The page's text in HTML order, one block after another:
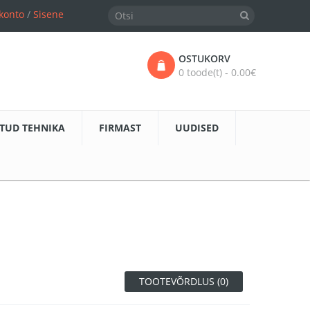
/ Sisene
OSTUKORV
0 toode(t) - 0.00€
TEHNIKA FIRMAST UUDISED
TOOTEVÕRDLUS (0)